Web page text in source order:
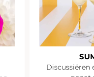
Discussiëren